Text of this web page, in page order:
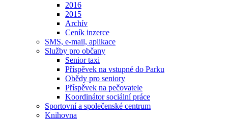
2016
2015
Archív
Ceník inzerce
SMS, e-mail, aplikace
Služby pro občany
Senior taxi
Příspěvek na vstupné do Parku
Obědy pro seniory
Příspěvek na pečovatele
Koordinátor sociální práce
Sportovní a společenské centrum
Knihovna